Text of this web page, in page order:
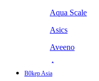
Aqua Scale
Asics
Aveeno
Awan
B0kep Asia